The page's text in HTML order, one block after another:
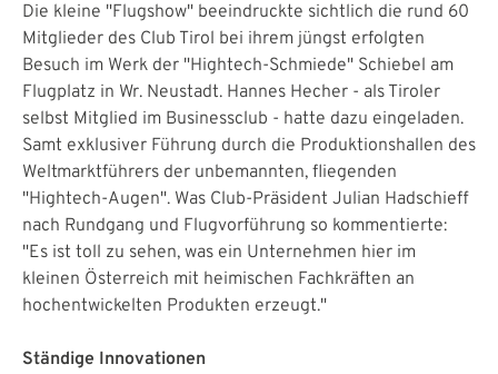
Die kleine "Flugshow" beeindruckte sichtlich die rund 60
Mitglieder des Club Tirol bei ihrem jüngst erfolgten
Besuch im Werk der "Hightech-Schmiede" Schiebel am
Flugplatz in Wr. Neustadt. Hannes Hecher - als Tiroler
selbst Mitglied im Businessclub - hatte dazu eingeladen.
Samt exklusiver Führung durch die Produktionshallen des
Weltmarktführers der unbemannten, fliegenden
"Hightech-Augen". Was Club-Präsident Julian Hadschieff
nach Rundgang und Flugvorführung so kommentierte:
"Es ist toll zu sehen, was ein Unternehmen hier im
kleinen Österreich mit heimischen Fachkräften an
hochentwickelten Produkten erzeugt."
Ständige Innovationen